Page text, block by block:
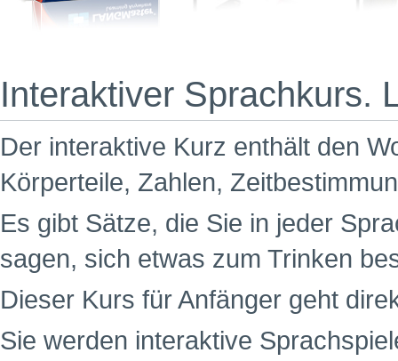
Interaktiver Sprachkurs.
Der interaktive Kurz enthält den
Körperteile, Zahlen,
Es gibt Sätze, die Sie in jeder
sagen, sich etwas zum Trinken
Dieser Kurs für Anfänger geht
Sie werden interaktive